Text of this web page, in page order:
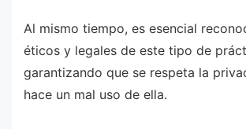
Al mismo tiempo, es esencial
éticos y legales de este tipo de
garantizando que se respeta la
hace un mal uso de ella.